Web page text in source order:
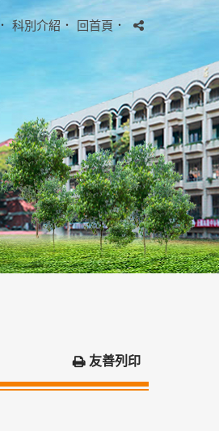
． 科別介紹． 回首頁．
友善列印